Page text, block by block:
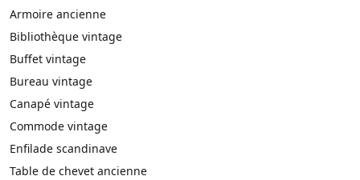
Armoire ancienne
Bibliothèque vintage
Buffet vintage
Bureau vintage
Canapé vintage
Commode vintage
Enfilade scandinave
Table de chevet ancienne